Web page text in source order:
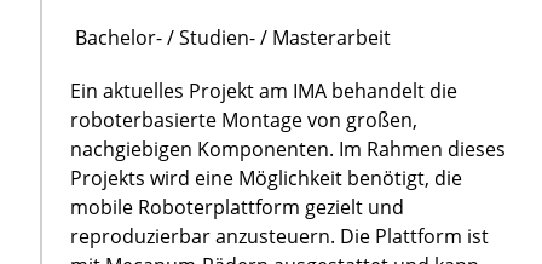
Bachelor- / Studien- / Masterarbeit
Ein aktuelles Projekt am IMA behandelt die
roboterbasierte Montage von großen,
nachgiebigen Komponenten. Im Rahmen dieses
Projekts wird eine Möglichkeit benötigt, die
mobile Roboterplattform gezielt und
reproduzierbar anzusteuern. Die Plattform ist